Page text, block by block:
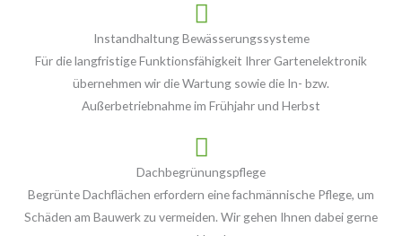
Instandhaltung Bewässerungssysteme
Für die langfristige Funktionsfähigkeit Ihrer Gartenelektronik
übernehmen wir die Wartung sowie die In- bzw.
Außerbetriebnahme im Frühjahr und Herbst
Dachbegrünungspflege
Begrünte Dachflächen erfordern eine fachmännische Pflege, um
Schäden am Bauwerk zu vermeiden. Wir gehen Ihnen dabei gerne